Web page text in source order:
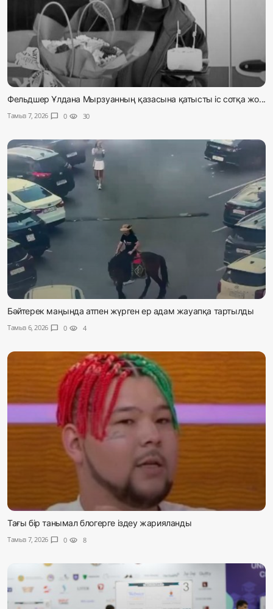
Фельдшер Ұлдана Мырзуанның қазасына қатысты іс сотқа жо...
Тамыз 7, 2026 chat_bubble 0 visibility 30
Бәйтерек маңында атпен жүрген ер адам жауапқа тартылды
Тамыз 6, 2026 chat_bubble 0 visibility 4
Тағы бір танымал блогерге іздеу жарияланды
Тамыз 7, 2026 chat_bubble 0 visibility 8